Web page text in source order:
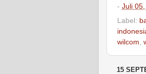
- Juli
Label:
wilcom
15